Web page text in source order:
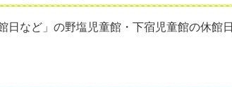
日など」の野塩児童館・下宿児童館の休館日